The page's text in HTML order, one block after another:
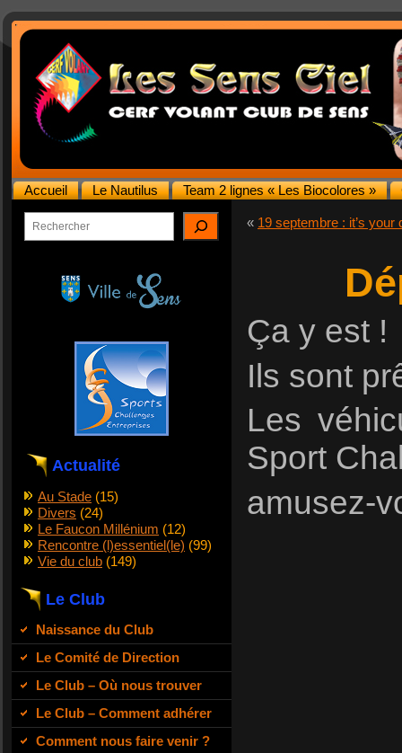
Accueil Le Nautilus Team 2 lignes « Les Biocolores »
Rechercher
Actualité
Au Stade (15)
Divers (24)
Le Faucon Millénium (12)
Rencontre (l)essentiel(le) (99)
Vie du club (149)
Le Club
Naissance du Club
Le Comité de Direction
Le Club – Où nous trouver
Le Club – Comment adhérer
Comment nous faire venir ?
« 19 septembre : it’s your
Ça y est !
Ils sont
Les
Sport
amusez-